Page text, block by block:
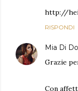
http://
RISPONDI
Mia Di
Grazie
Con